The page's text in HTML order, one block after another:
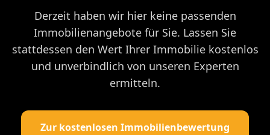
Derzeit haben wir hier keine passenden
Immobilienangebote für Sie. Lassen Sie
stattdessen den Wert Ihrer Immobilie kostenlos
und unverbindlich von unseren Experten
ermitteln.
Zur kostenlosen Immobilienbewertung